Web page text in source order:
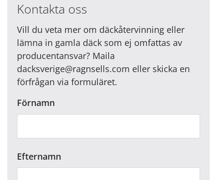
Kontakta oss
Vill du veta mer om däckåtervinning eller
lämna in gamla däck som ej omfattas av
producentansvar? Maila
dacksverige@ragnsells.com eller skicka en
förfrågan via formuläret.
Förnamn
Efternamn